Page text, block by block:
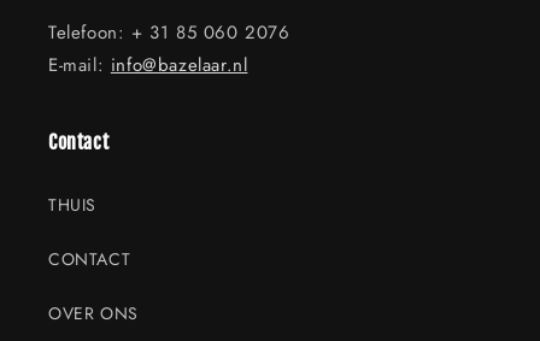
Telefoon: + 31 85 060 2076
E-mail: info@bazelaar.nl
Contact
THUIS
CONTACT
OVER ONS